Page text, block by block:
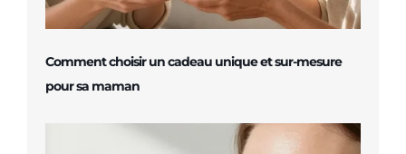
Comment choisir un cadeau unique et sur-mesure
pour sa maman